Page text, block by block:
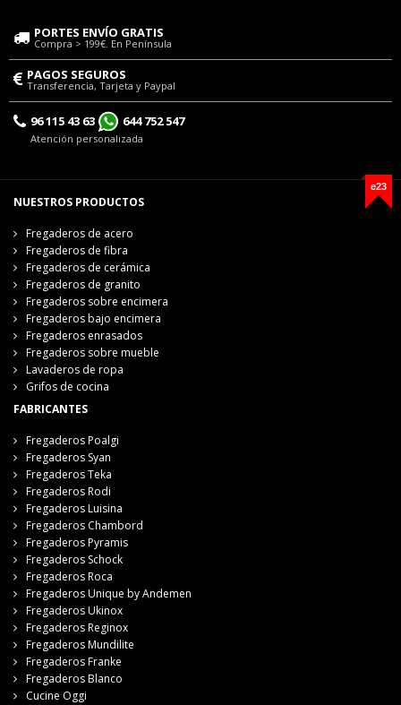
PORTES ENVÍO GRATIS
Compra > 199€. En Península
PAGOS SEGUROS
Transferencia, Tarjeta y Paypal
96 115 43 63 644 752 547
Atención personalizada
e23
NUESTROS PRODUCTOS
Fregaderos de acero
Fregaderos de fibra
Fregaderos de cerámica
Fregaderos de granito
Fregaderos sobre encimera
Fregaderos bajo encimera
Fregaderos enrasados
Fregaderos sobre mueble
Lavaderos de ropa
Grifos de cocina
FABRICANTES
Fregaderos Poalgi
Fregaderos Syan
Fregaderos Teka
Fregaderos Rodi
Fregaderos Luisina
Fregaderos Chambord
Fregaderos Pyramis
Fregaderos Schock
Fregaderos Roca
Fregaderos Unique by Andemen
Fregaderos Ukinox
Fregaderos Reginox
Fregaderos Mundilite
Fregaderos Franke
Fregaderos Blanco
Cucine Oggi